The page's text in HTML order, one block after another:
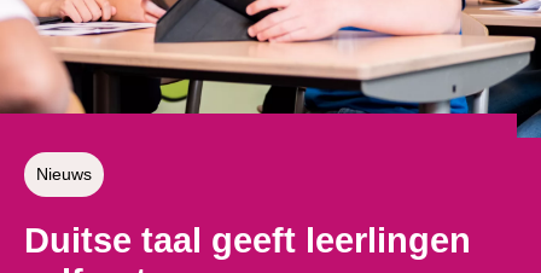
Nieuws
Duitse taal geeft leerlingen